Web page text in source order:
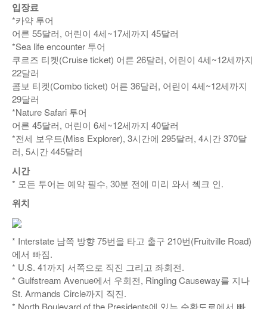
입장료
*카약 투어
어른 55달러, 어린이 4세~17세까지 45달러
*Sea life encounter 투어
쿠르즈 티켓(Cruise ticket) 어른 26달러, 어린이 4세~12세까지
22달러
콤보 티켓(Combo ticket) 어른 36달러, 어린이 4세~12세까지
29달러
*Nature Safari 투어
어른 45달러, 어린이 6세~12세까지 40달러
*전세 보우트(Miss Explorer), 3시간에 295달러, 4시간 370달
러, 5시간 445달러
시간
* 모든 투어는 예약 필수, 30분 전에 미리 와서 첵크 인.
위치
* Interstate 남쪽 방향 75번을 타고 출구 210번(Fruitville Road)
에서 빠짐.
* U.S. 41까지 서쪽으로 직진 그리고 좌회전.
* Gulfstream Avenue에서 우회전, Ringling Causeway를 지나
St. Armands Circle까지 직진.
* North Boulevard of the Presidents에 있는 순환도로에서 빠